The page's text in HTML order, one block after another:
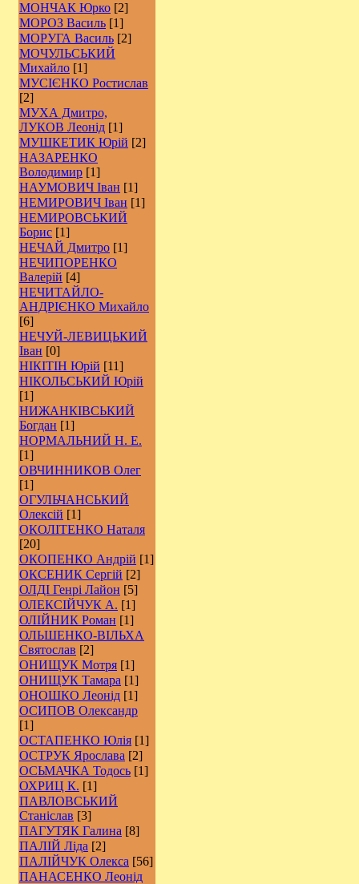
МОНЧАК Юрко [2]
МОРОЗ Василь [1]
МОРУГА Василь [2]
МОЧУЛЬСЬКИЙ
Михайло [1]
МУСІЄНКО Ростислав
[2]
МУХА Дмитро,
ЛУКОВ Леонід [1]
МУШКЕТИК Юрій [2]
НАЗАРЕНКО
Володимир [1]
НАУМОВИЧ Іван [1]
НЕМИРОВИЧ Іван [1]
НЕМИРОВСЬКИЙ
Борис [1]
НЕЧАЙ Дмитро [1]
НЕЧИПОРЕНКО
Валерій [4]
НЕЧИТАЙЛО-
АНДРІЄНКО Михайло
[6]
НЕЧУЙ-ЛЕВИЦЬКИЙ
Іван [0]
НІКІТІН Юрій [11]
НІКОЛЬСЬКИЙ Юрій
[1]
НИЖАНКІВСЬКИЙ
Богдан [1]
НОРМАЛЬНИЙ Н. Е.
[1]
ОВЧИННИКОВ Олег
[1]
ОГУЛЬЧАНСЬКИЙ
Олексій [1]
ОКОЛІТЕНКО Наталя
[20]
ОКОПЕНКО Андрій [1]
ОКСЕНИК Сергій [2]
ОЛДІ Генрі Лайон [5]
ОЛЕКСІЙЧУК А. [1]
ОЛІЙНИК Роман [1]
ОЛЬШЕНКО-ВІЛЬХА
Святослав [2]
ОНИЩУК Мотря [1]
ОНИЩУК Тамара [1]
ОНОШКО Леонід [1]
ОСИПОВ Олександр
[1]
ОСТАПЕНКО Юлія [1]
ОСТРУК Ярослава [2]
ОСЬМАЧКА Тодось [1]
ОХРИЦ К. [1]
ПАВЛОВСЬКИЙ
Станіслав [3]
ПАГУТЯК Галина [8]
ПАЛІЙ Ліда [2]
ПАЛІЙЧУК Олекса [56]
ПАНАСЕНКО Леонід